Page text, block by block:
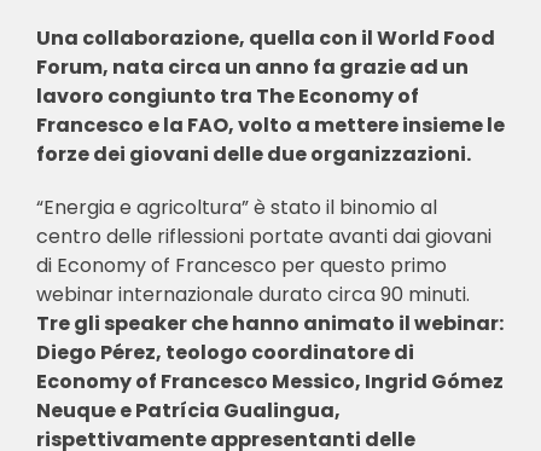
Una collaborazione, quella con il World Food
Forum, nata circa un anno fa grazie ad un
lavoro congiunto tra The Economy of
Francesco e la FAO, volto a mettere insieme le
forze dei giovani delle due organizzazioni.
“Energia e agricoltura” è stato il binomio al
centro delle riflessioni portate avanti dai giovani
di Economy of Francesco per questo primo
webinar internazionale durato circa 90 minuti.
Tre gli speaker che hanno animato il webinar:
Diego Pérez, teologo coordinatore di
Economy of Francesco Messico, Ingrid Gómez
Neuque e Patrícia Gualingua,
rispettivamente appresentanti delle